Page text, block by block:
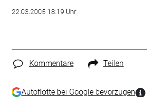
22.03.2005 18:19 Uhr
Kommentare Teilen
Autoflotte bei Google bevorzugen